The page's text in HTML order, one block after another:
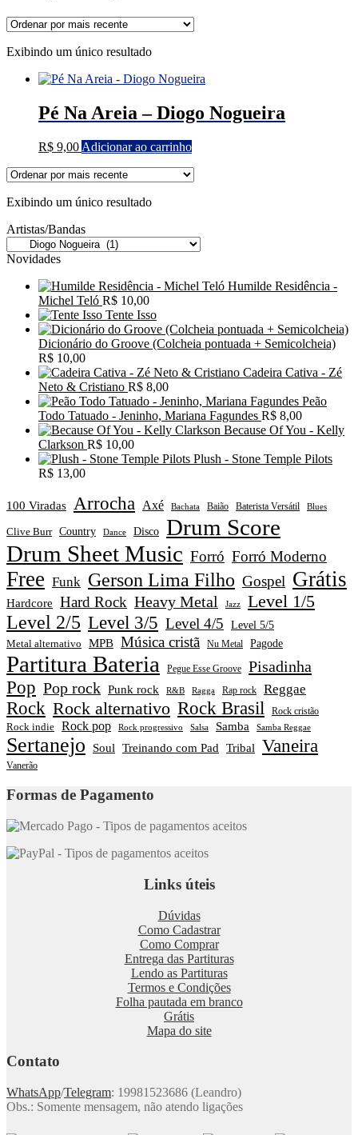
Exibindo um único resultado
Pé Na Areia – Diogo Nogueira
R$ 9,00 Adicionar ao carrinho
Exibindo um único resultado
Artistas/Bandas
Novidades
Humilde Residência -
Michel Teló R$ 10,00
Tente Isso
Dicionário do Groove (Colcheia pontuada + Semicolcheia)
R$ 10,00
Cadeira Cativa - Zé
Neto & Cristiano R$ 8,00
Peão
Todo Tatuado - Jeninho, Mariana Fagundes R$ 8,00
Because Of You - Kelly
Clarkson R$ 10,00
Plush - Stone Temple Pilots
R$ 13,00
100 Viradas Arrocha Axé Bachata Baião Baterista Versátil Blues
Clive Burr Country Dance Disco Drum Score
Drum Sheet Music Forró Forró Moderno
Free Funk Gerson Lima Filho Gospel Grátis
Hardcore Hard Rock Heavy Metal Jazz Level 1/5
Level 2/5 Level 3/5 Level 4/5 Level 5/5
Metal alternativo MPB Música cristã Nu Metal Pagode
Partitura Bateria Pegue Esse Groove Pisadinha
Pop Pop rock Punk rock R&B Ragga Rap rock Reggae
Rock Rock alternativo Rock Brasil Rock cristão
Rock indie Rock pop Rock progressivo Salsa Samba Samba Reggae
Sertanejo Soul Treinando com Pad Tribal Vaneira
Vanerão
Formas de Pagamento
Links úteis
Dúvidas
Como Cadastrar
Como Comprar
Entrega das Partituras
Lendo as Partituras
Termos e Condições
Folha pautada em branco
Grátis
Mapa do site
Contato
WhatsApp/Telegram: 19981523686 (Leandro)
Obs.: Somente mensagem, não atendo ligações